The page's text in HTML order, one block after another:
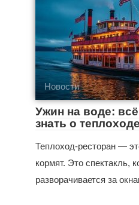
Новости
Ужин на воде:
знать о
Теплоход-ресторан —
кормят. Это спектакль,
разворачивается за